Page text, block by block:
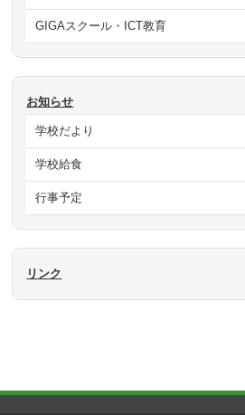
GIGAスクール・ICT教育
お知らせ
学校だより
学校給食
行事予定
リンク